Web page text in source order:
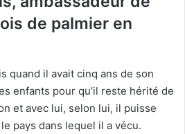
de palmier en
quand il avait cinq ans de son
enfants pour qu’il reste hérité de
et avec lui, selon lui, il puisse
pays dans lequel il a vécu.